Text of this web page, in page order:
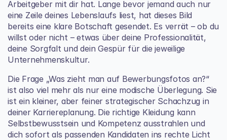
Arbeitgeber mit dir hat. Lange bevor jemand auch nur
eine Zeile deines Lebenslaufs liest, hat dieses Bild
bereits eine klare Botschaft gesendet. Es verrät – ob du
willst oder nicht – etwas über deine Professionalität,
deine Sorgfalt und dein Gespür für die jeweilige
Unternehmenskultur.
Die Frage „Was zieht man auf Bewerbungsfotos an?“
ist also viel mehr als nur eine modische Überlegung. Sie
ist ein kleiner, aber feiner strategischer Schachzug in
deiner Karriereplanung. Die richtige Kleidung kann
Selbstbewusstsein und Kompetenz ausstrahlen und
dich sofort als passenden Kandidaten ins rechte Licht